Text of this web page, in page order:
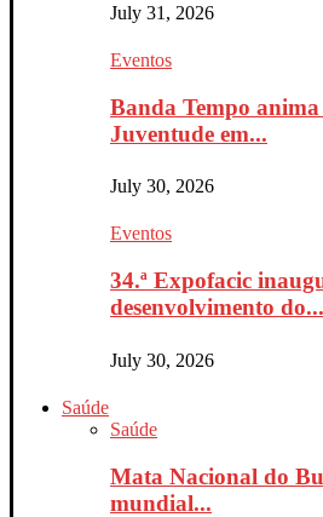
July 31, 2026
Eventos
Banda Tempo
Juventude em...
July 30, 2026
Eventos
34.ª Expofacic
desenvolvimento do...
July 30, 2026
Saúde
Saúde
Mata Nacional do
mundial...